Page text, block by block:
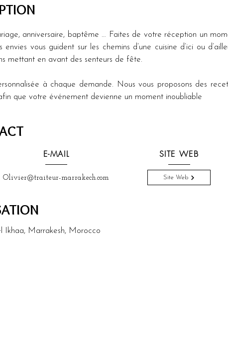
anniversaire, baptême … Faites de votre réception un
vous guident sur les chemins d’une cuisine d’ici ou
mettant en avant des senteurs de fête.
à chaque demande. Nous vous proposons des
que votre événement devienne un moment inoubliable
E-MAIL
Olivier@traiteur-marrakech.com
SITE WEB
Site Web
Ikhaa, Marrakesh, Morocco